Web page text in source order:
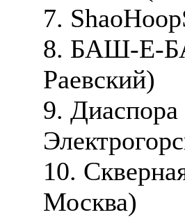
7.
8. БАШ-Е-
Раевский)
9. Диаспора
10.
Москва)